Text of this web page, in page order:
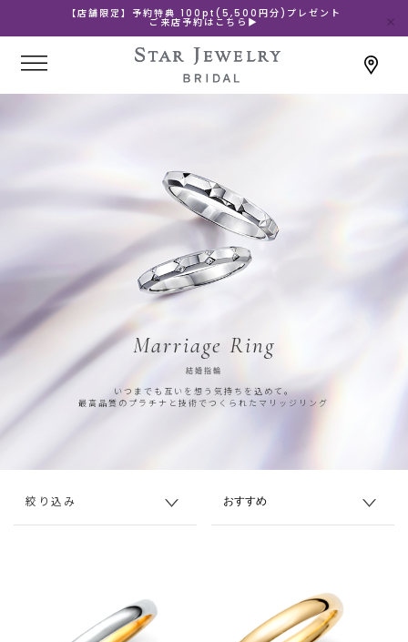
【店舗限定】予約特典 100pt(5,500円分)プレゼント
ご来店予約はこちら▶
Marriage Ring
結婚指輪
いつまでも互いを想う気持ちを込めて。
最高品質のプラチナと技術でつくられたマリッジリング
絞り込み